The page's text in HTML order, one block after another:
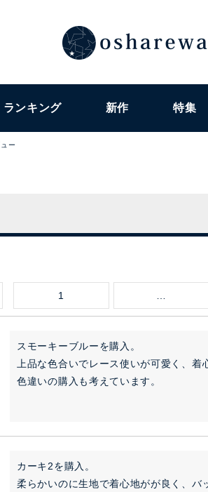
ランキング 新作 特集
ー
1
スモーキーブルーを購入。
上品な色合いでレース使いが可愛く、
色違いの購入も考えています。
カーキ2を購入。
柔らかいのに生地で着心地がが良く、バ